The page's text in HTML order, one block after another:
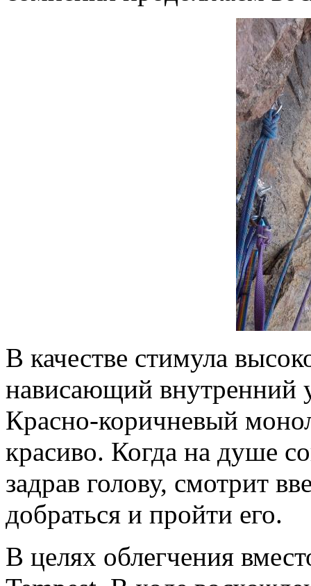
В качестве стимула
нависающий внутренний
Красно-коричневый
красиво. Когда на душе
задрав голову, смотрит
добраться и пройти его.
В целях облегчения